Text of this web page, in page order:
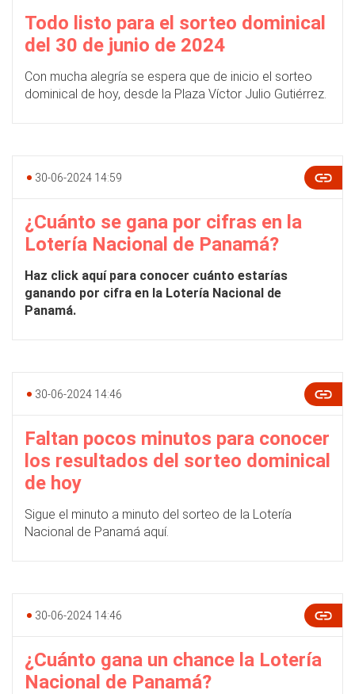
Todo listo para el sorteo dominical
del 30 de junio de 2024
Con mucha alegría se espera que de inicio el sorteo
dominical de hoy, desde la Plaza Víctor Julio Gutiérrez.
30-06-2024 14:59
¿Cuánto se gana por cifras en la
Lotería Nacional de Panamá?
Haz click aquí para conocer cuánto estarías
ganando por cifra en la Lotería Nacional de
Panamá.
30-06-2024 14:46
Faltan pocos minutos para conocer
los resultados del sorteo dominical
de hoy
Sigue el minuto a minuto del sorteo de la Lotería
Nacional de Panamá aquí.
30-06-2024 14:46
¿Cuánto gana un chance la Lotería
Nacional de Panamá?